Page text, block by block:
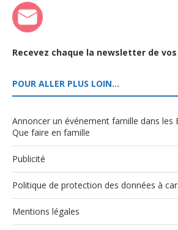
Recevez chaque la newsletter de
POUR ALLER PLUS LOIN…
Annoncer un événement famille dans les
Que faire en famille
Publicité
Politique de protection des données à
Mentions légales